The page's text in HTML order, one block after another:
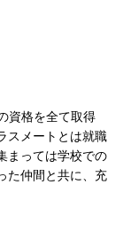
資格を全て取得
スメートとは就職
まっては学校での
た仲間と共に、充